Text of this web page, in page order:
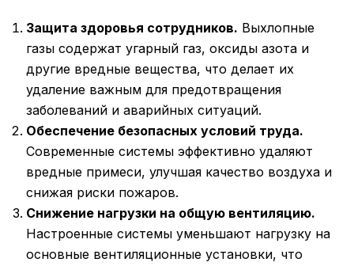
Защита здоровья сотрудников. Выхлопные
газы содержат угарный газ, оксиды азота и
другие вредные вещества, что делает их
удаление важным для предотвращения
заболеваний и аварийных ситуаций.
Обеспечение безопасных условий труда.
Современные системы эффективно удаляют
вредные примеси, улучшая качество воздуха и
снижая риски пожаров.
Снижение нагрузки на общую вентиляцию.
Настроенные системы уменьшают нагрузку на
основные вентиляционные установки, что